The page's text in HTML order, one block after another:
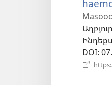
Աղբյուր
DOI‎: